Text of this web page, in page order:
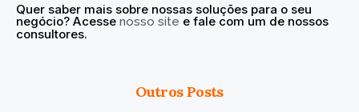
Quer saber mais sobre nossas soluções para o seu
negócio? Acesse nosso site e fale com um de nossos
consultores.
Outros Posts